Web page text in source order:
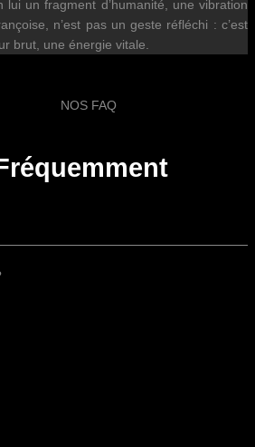
lui un fragment d’humanité, une vibration
n’est pas un geste réfléchi : c’est
brut, une énergie vitale.
NOS FAQ